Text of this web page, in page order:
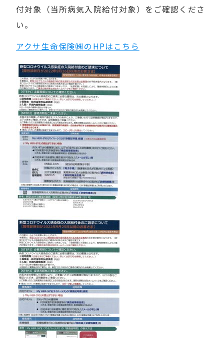
付対象（当所病気入院給付対象）をご確認くださ
い。
アクサ生命保険㈱のHPはこちら